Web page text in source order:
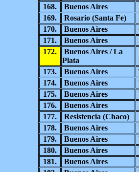
168.
Buenos Aires
169.
Rosario (Santa Fe)
170.
Buenos Aires
171.
Buenos Aires
172.
Buenos Aires / La
Plata
173.
Buenos Aires
174.
Buenos Aires
175.
Buenos Aires
176.
Buenos Aires
177.
Resistencia (Chaco)
178.
Buenos Aires
179.
Buenos Aires
180.
Buenos Aires
181.
Buenos Aires